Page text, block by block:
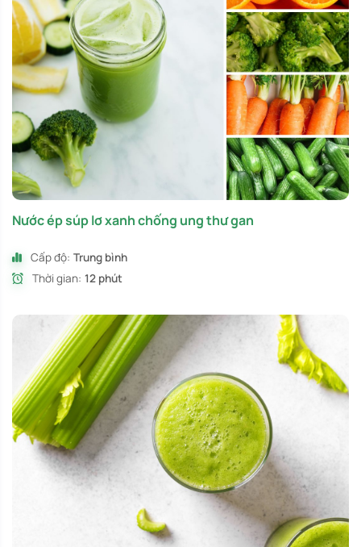
Nước ép súp lơ xanh chống ung thư gan
Cấp độ: Trung bình
Thời gian: 12 phút